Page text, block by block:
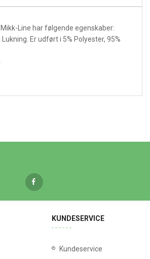
Line har følgende egenskaber:
Er udført i 5% Polyester, 95%
KUNDESERVICE
Kundeservice